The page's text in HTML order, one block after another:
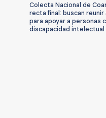
Colecta Nacional de
recta final: buscan reunir
para apoyar a personas
discapacidad intelectual